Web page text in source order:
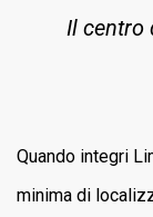
Il centro
Quando integri
minima di